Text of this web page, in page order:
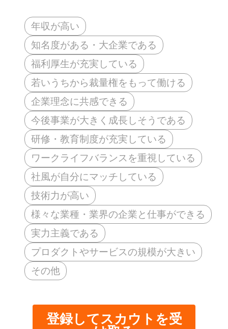
年収が高い
知名度がある・大企業である
福利厚生が充実している
若いうちから裁量権をもって働ける
企業理念に共感できる
今後事業が大きく成長しそうである
研修・教育制度が充実している
ワークライフバランスを重視している
社風が自分にマッチしている
技術力が高い
様々な業種・業界の企業と仕事ができる
実力主義である
プロダクトやサービスの規模が大きい
その他
登録してスカウトを受